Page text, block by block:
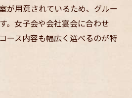
が用意されているため、グルー
。女子会や会社宴会に合わせ
ース内容も幅広く選べるのが特